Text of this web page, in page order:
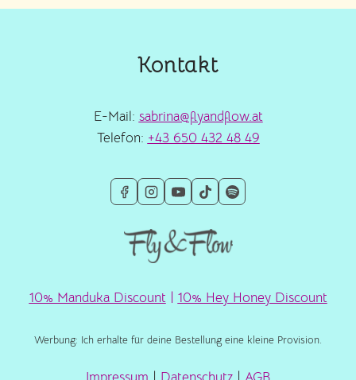
Kontakt
E-Mail: sabrina@flyandflow.at
Telefon: +43 650 432 48 49
10% Manduka Discount 10% Hey Honey Discount
Werbung: Ich erhalte für deine Bestellung eine kleine Provision.